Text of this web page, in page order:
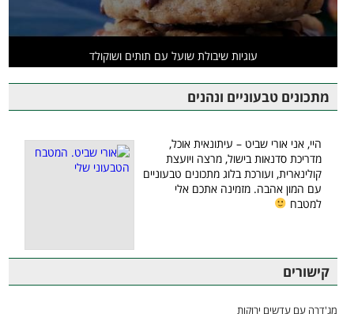
עוגיות שיבולת שועל עם תותים ושוקולד
מתכונים טבעוניים ונהנים
היי, אני אורי שביט – עיתונאית אוכל,
מדריכת סדנאות בישול, מרצה ויועצת
קולינארית, ועורכת בלוג מתכונים טבעוניים
עם המון אהבה. מזמינה אתכם אלי
למטבח
קישורים
מג'דרה עם עדשים ירוקות